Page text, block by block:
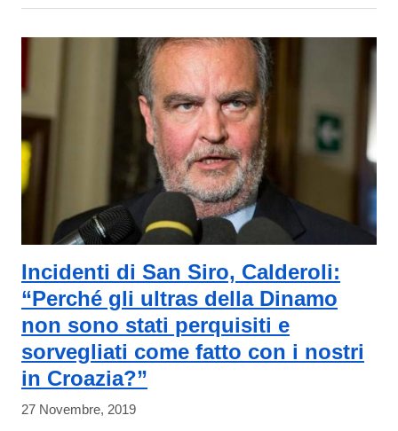
Incidenti di San Siro, Calderoli:
“Perché gli ultras della Dinamo
non sono stati perquisiti e
sorvegliati come fatto con i nostri
in Croazia?”
27 Novembre, 2019